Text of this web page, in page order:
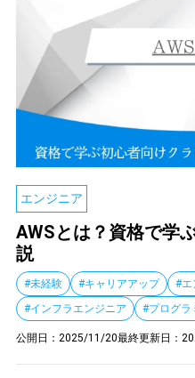
エンジニア
AWSとは？資格で学
説
#未経験 #キャリアアップ #エ
#インフラエンジニア
#プログラ
公開日： 2025/11/20最終更新日：